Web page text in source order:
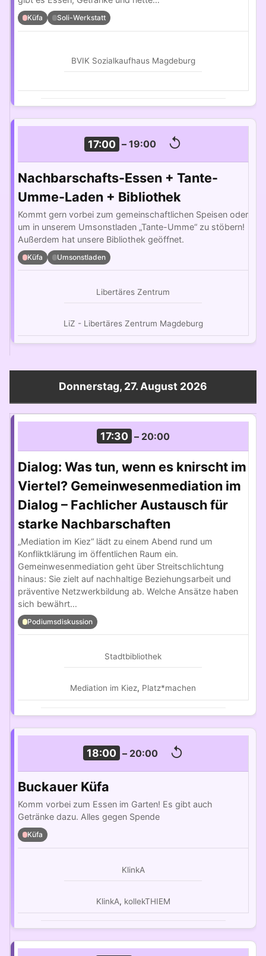
Küfa Soli-Werkstatt
BVIK Sozialkaufhaus Magdeburg
17:00 – 19:00 ↺
Nachbarschafts-Essen + Tante-
Umme-Laden + Bibliothek
Kommt gern vorbei zum gemeinschaftlichen Speisen oder
um in unserem Umsonstladen „Tante-Umme“ zu stöbern!
Außerdem hat unsere Bibliothek geöffnet.
Küfa Umsonstladen
Libertäres Zentrum
LiZ - Libertäres Zentrum Magdeburg
Donnerstag, 27. August 2026
17:30 – 20:00
Dialog: Was tun, wenn es knirscht im
Viertel? Gemeinwesenmediation im
Dialog – Fachlicher Austausch für
starke Nachbarschaften
„Mediation im Kiez“ lädt zu einem Abend rund um
Konfliktklärung im öffentlichen Raum ein.
Gemeinwesenmediation geht über Streitschlichtung
hinaus: Sie zielt auf nachhaltige Beziehungsarbeit und
präventive Netzwerkbildung ab. Welche Ansätze haben
sich bewährt…
Podiumsdiskussion
Stadtbibliothek
Mediation im Kiez, Platz*machen
18:00 – 20:00 ↺
Buckauer Küfa
Komm vorbei zum Essen im Garten! Es gibt auch
Getränke dazu. Alles gegen Spende
Küfa
KlinkA
KlinkA, kollekTHIEM